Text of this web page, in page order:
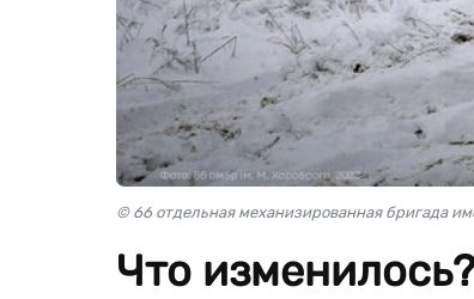
© 66 отдельная механизированная бригада
Что изменилось?